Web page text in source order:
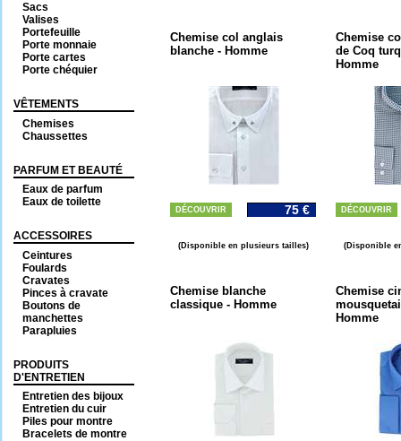
Sacs
Valises
Portefeuille
Porte monnaie
Porte cartes
Porte chéquier
VÊTEMENTS
Chemises
Chaussettes
PARFUM ET BEAUTÉ
Eaux de parfum
Eaux de toilette
ACCESSOIRES
Ceintures
Foulards
Cravates
Pinces à cravate
Boutons de
manchettes
Parapluies
PRODUITS
D'ENTRETIEN
Entretien des bijoux
Entretien du cuir
Piles pour montre
Bracelets de montre
Chemise col anglais
blanche - Homme
DÉCOUVRIR 75 €
(Disponible en plusieurs tailles)
Chemise
de Coq
Homme
DÉCOUVRIR
(Disponible
Chemise blanche
classique - Homme
Chemise
Homme